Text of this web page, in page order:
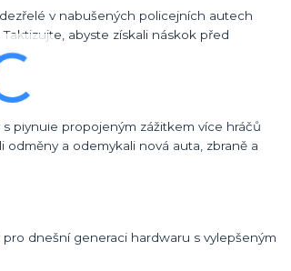
v nabušených policejních autech
abyste získali náskok před
plynule propojeným zážitkem více hráčů
odměny a odemykali nová auta, zbraně a
dnešní generaci hardwaru s vylepšeným